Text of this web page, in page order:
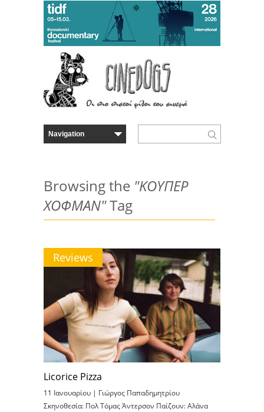
Browsing the "ΚΟΥΠΕΡ
ΧΟΦΜΑΝ"Tag
Reviews
Licorice Pizza
11 Ιανουαρίου | Γιώργος Παπαδημητρίου
Σκηνοθεσία: Πολ Τόμας Άντερσον Παίζουν: Αλάνα